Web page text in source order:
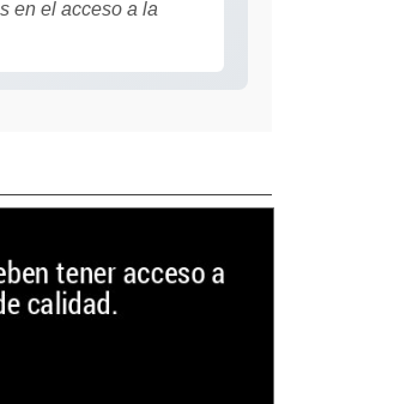
en el acceso a la